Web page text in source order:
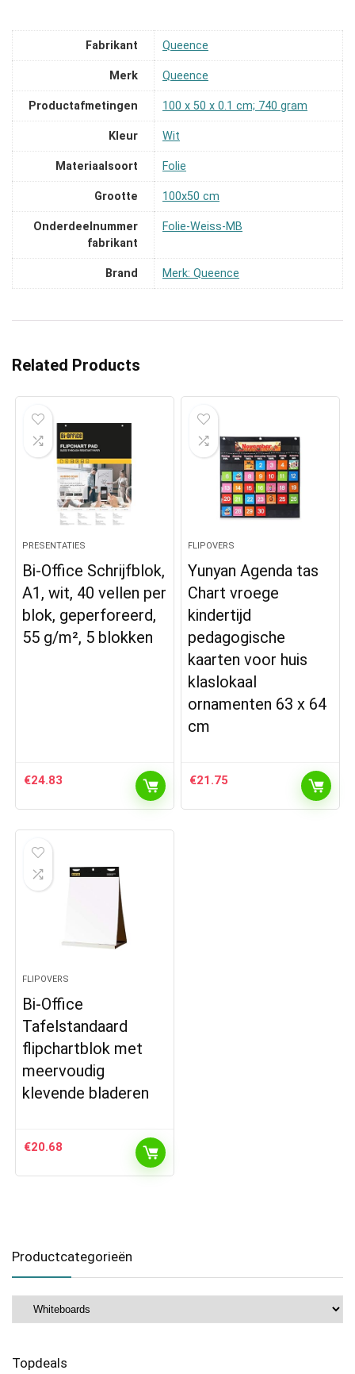
Fabrikant ‎Queence
Merk ‎Queence
Productafmetingen ‎100 x 50 x 0.1 cm; 740 gram
Kleur ‎Wit
Materiaalsoort ‎Folie
Grootte ‎100x50 cm
Onderdeelnummer
fabrikant
‎Folie-Weiss-MB
Brand Merk: Queence
Related Products
PRESENTATIES
Bi-Office Schrijfblok,
A1, wit, 40 vellen per
blok, geperforeerd,
55 g/m², 5 blokken
€24.83
FLIPOVERS
Yunyan Agenda tas
Chart vroege
kindertijd
pedagogische
kaarten voor huis
klaslokaal
ornamenten 63 x 64
cm
€21.75
FLIPOVERS
Bi-Office
Tafelstandaard
flipchartblok met
meervoudig
klevende bladeren
€20.68
Productcategorieën
Topdeals